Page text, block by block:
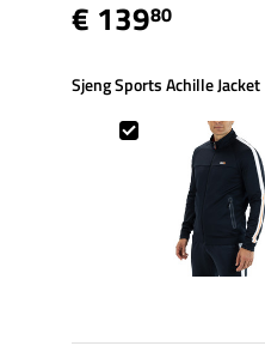
€ 13980
Sjeng Sports Achille Jacket
Sjeng Sports Achille Jacket